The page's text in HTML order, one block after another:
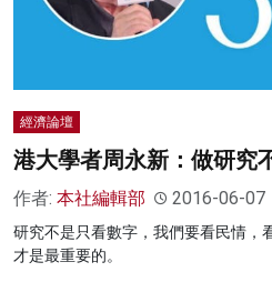
經濟論壇
港大學者周永新：做研究
作者: 本社編輯部 2016-06-07
研究不是只看數字，我們要看民情，
才是最重要的。